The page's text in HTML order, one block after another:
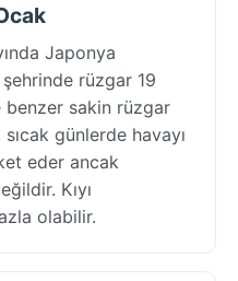
Japonya
rüzgar 19
sakin rüzgar
günlerde havayı
eder ancak
Kıyı
olabilir.